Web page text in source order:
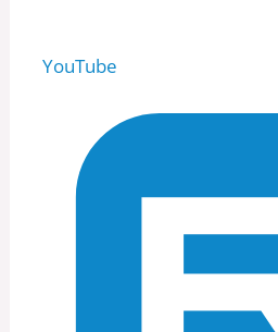
YouTube